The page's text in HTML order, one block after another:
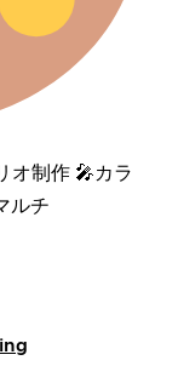
オ制作 🎤カラ
ルチ